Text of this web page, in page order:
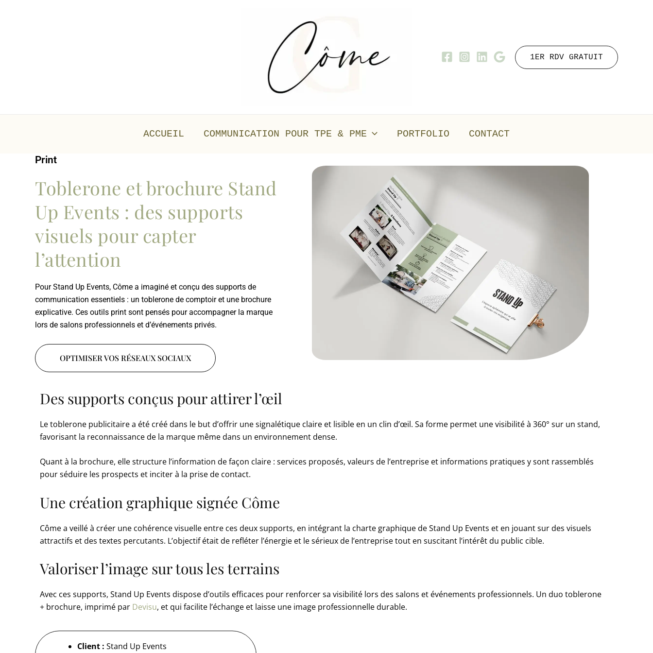
1ER RDV GRATUIT
ACCUEIL COMMUNICATION POUR TPE & PME PORTFOLIO CONTACT
Print
Toblerone et brochure Stand
Up Events : des supports
visuels pour capter
l’attention
Pour Stand Up Events, Côme a imaginé et conçu des supports de
communication essentiels : un toblerone de comptoir et une brochure
explicative. Ces outils print sont pensés pour accompagner la marque
lors de salons professionnels et d’événements privés.
OPTIMISER VOS RÉSEAUX SOCIAUX
Des supports conçus pour attirer l’œil
Le toblerone publicitaire a été créé dans le but d’offrir une signalétique claire et lisible en un clin d’œil. Sa forme permet une visibilité à 360° sur un stand,
favorisant la reconnaissance de la marque même dans un environnement dense.
Quant à la brochure, elle structure l’information de façon claire : services proposés, valeurs de l’entreprise et informations pratiques y sont rassemblés
pour séduire les prospects et inciter à la prise de contact.
Une création graphique signée Côme
Côme a veillé à créer une cohérence visuelle entre ces deux supports, en intégrant la charte graphique de Stand Up Events et en jouant sur des visuels
attractifs et des textes percutants. L’objectif était de refléter l’énergie et le sérieux de l’entreprise tout en suscitant l’intérêt du public cible.
Valoriser l’image sur tous les terrains
Avec ces supports, Stand Up Events dispose d’outils efficaces pour renforcer sa visibilité lors des salons et événements professionnels. Un duo toblerone
+ brochure, imprimé par Devisu, et qui facilite l’échange et laisse une image professionnelle durable.
Client : Stand Up Events